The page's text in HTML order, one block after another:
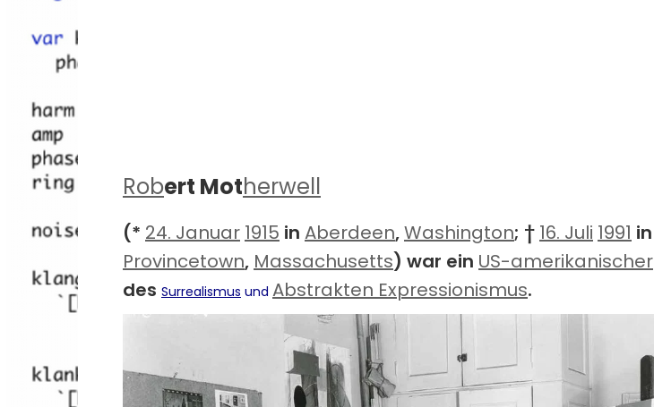
Robert Motherwell
(* 24. Januar 1915 in Aberdeen,Washington; † 16. Juli 1991 in
Provincetown, Massachusetts) war ein US-amerikanischer
des Surrealismus und Abstrakten Expressionismus.